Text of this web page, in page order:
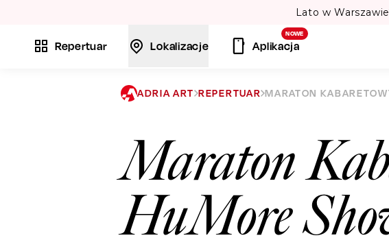
Lato w
Repertuar Lokalizacje
NOWE
Aplikacja
ADRIA ART REPERTUAR MARATON
Maraton
HuMore